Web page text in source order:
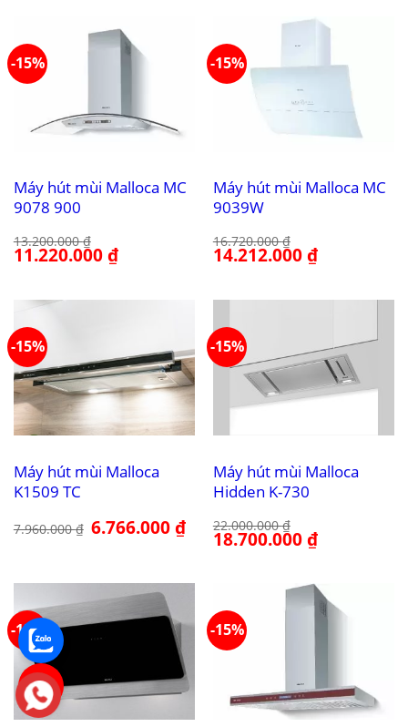
-15%
Máy hút mùi Malloca MC
9078 900
13.200.000₫
Giá
gốc
11.220.000₫Giá
hiện
11.220.000 ₫.
-15%
Máy hút mùi Malloca MC
9039W
16.720.000₫
Giá
gốc
14.212.000₫Giá
hiện
14.212.000 ₫.
-15%
Máy hút mùi Malloca
K1509 TC
7.960.000₫ Giá
gốc
6.766.000₫Giá
hiện
-15%
Máy hút mùi Malloca
Hidden K-730
22.000.000₫
Giá
gốc
18.700.000₫Giá
hiện
18.700.000 ₫.
-15% -15%